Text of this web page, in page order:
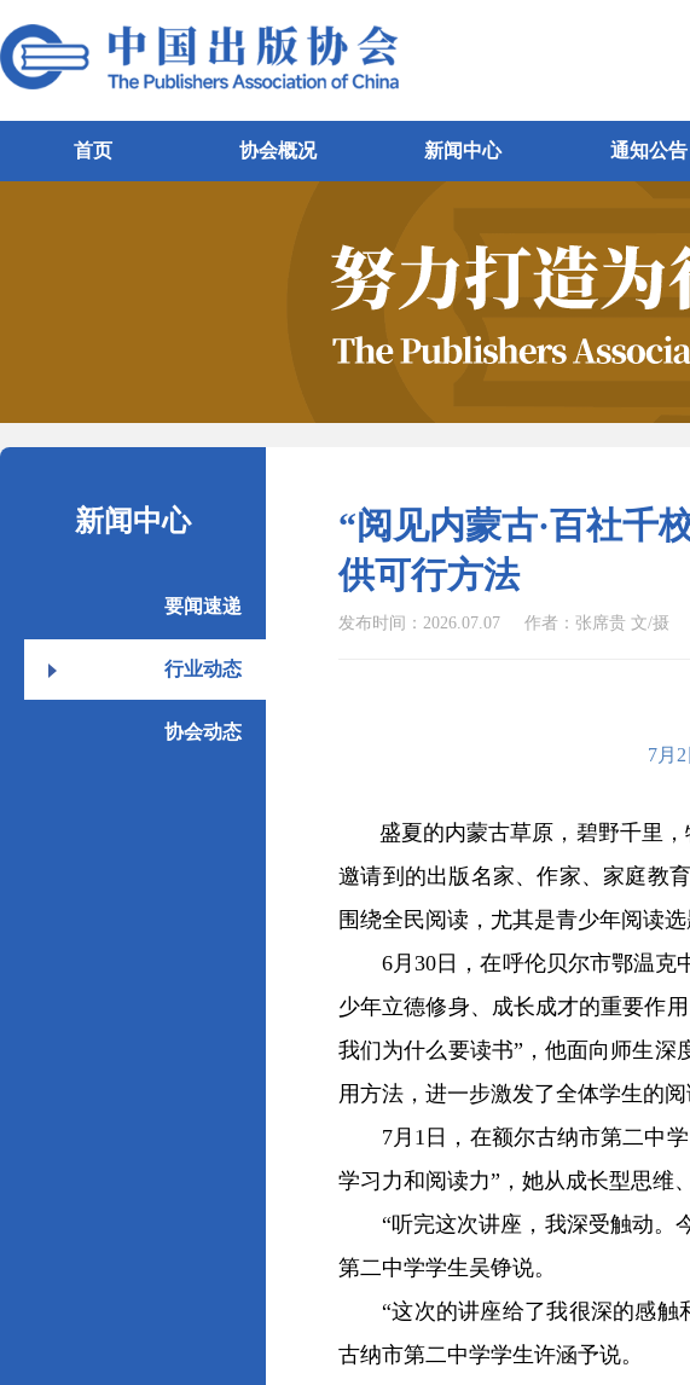
首页 协会概况 新闻中心 通知公告
新闻中心
要闻速递
行业动态
协会动态
“阅见内蒙古·百社千
供可行方法
发布时间：2026.07.07 作者：张席贵 文/摄
7月2日
盛夏的内蒙古草原，碧野千里，
邀请到的出版名家、作家、家庭教
围绕全民阅读，尤其是青少年阅读
6月30日，在呼伦贝尔市鄂温克
少年立德修身、成长成才的重要作
我们为什么要读书”，他面向师生深
用方法，进一步激发了全体学生的阅
7月1日，在额尔古纳市第二中学
学习力和阅读力”，她从成长型思维
“听完这次讲座，我深受触动。今
第二中学学生吴铮说。
“这次的讲座给了我很深的感触
古纳市第二中学学生许涵予说。